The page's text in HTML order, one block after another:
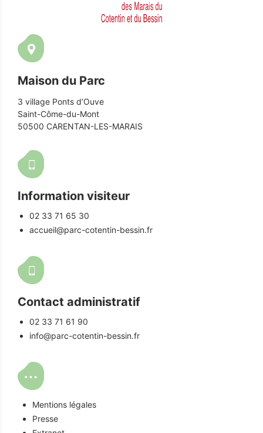
Maison du Parc
3 village Ponts d’Ouve
Saint-Côme-du-Mont
50500 CARENTAN-LES-MARAIS
Information visiteur
02 33 71 65 30
accueil@parc-cotentin-bessin.fr
Contact administratif
02 33 71 61 90
info@parc-cotentin-bessin.fr
Mentions légales
Presse